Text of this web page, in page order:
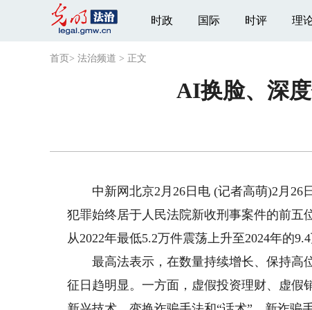
时政 国际 时评 理
首页 > 法治频道 > 正文
AI换脸、深
中新网北京2月26日电 (记者高萌)2月26
犯罪始终居于人民法院新收刑事案件的前五
从2022年最低5.2万件震荡上升至2024年的
最高法表示，在数量持续增长、保持高
征日趋明显。一方面，虚假投资理财、虚假